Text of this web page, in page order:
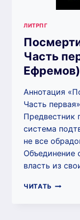
ЛИТРПГ
Часть
Ефремов)
Аннотация
Часть
Предвестник
система
не все
Объединение
власть из
ЧИТАТЬ